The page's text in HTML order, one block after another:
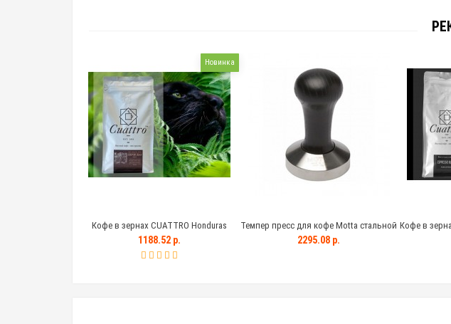
Новинка
Кофе в зернах CUATTRO Honduras
(Гондурас)
1188.52 р.
Темпер пресс для кофе Motta стальной
с деревянной черной ручкой, 58 мм
2295.08 р.
Кофе в